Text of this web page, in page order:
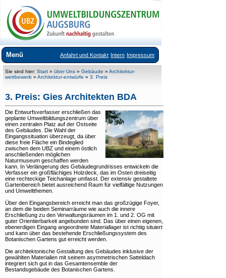
Anfahrt und Kontakt Intern Impressum
Menü
Über uns
Team
+
Aufgaben und Themen
+
Leitbild und pädagogisches Konzept
+
Projekte
+
Gebäude
Aktuelles
Veranstaltungsangebote
Ausstellungen im UBZ
Vermietung Seminarräume
Downloads
Links
Sie sind hier: Start » über Uns » Gebäude » Architektur-
wettbewerb » Architektur-entwürfe » 3. Preis
3. Preis: Gies Architekten BDA
Die Entwurfsverfasser erschließen das
geplante Umweltbildungszentrum über
einen zentralen Platz auf der Ostseite
des Gebäudes. Die Wahl der
Eingangssituation überzeugt, da über
diese freie Fläche ein Bindeglied
zwischen dem UBZ und einem östlich
anschließenden möglichen
Naturmuseum geschaffen werden
kann. In Verlängerung des Gebäudegrundrisses entwickeln die
Verfasser ein großflächiges Holzdeck, das im Osten dreiseitig
eine rechteckige Teichanlage umfasst. Der extensiv gestaltete
Gartenbereich bietet ausreichend Raum für vielfältige Nutzungen
und Umweltthemen.
Über den Eingangsbereich erreicht man das großzügige Foyer,
an dem die beiden Seminarräume wie auch die innere
Erschließung zu den Verwaltungsräumen im 1. und 2. OG mit
guter Orientierbarkeit angebunden sind. Das über einen eigenen,
ebenerdigen Eingang angeordnete Materiallager ist richtig situiert
und kann über das bestehende Erschließungssystem des
Botanischen Gartens gut erreicht werden.
Die architektonische Gestaltung des Gebäudes inklusive der
gewählten Materialien mit seinem asymmetrischen Satteldach
integriert sich gut in das Gesamtensemble der
Bestandsgebäude des Botanischen Gartens.